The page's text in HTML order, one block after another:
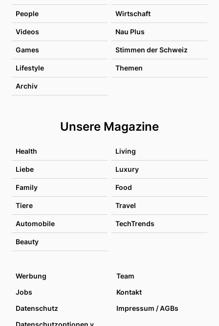
People Wirtschaft
Videos Nau Plus
Games Stimmen der Schweiz
Lifestyle Themen
Archiv
Unsere Magazine
Health Living
Liebe Luxury
Family Food
Tiere Travel
Automobile TechTrends
Beauty
Werbung
Team
Jobs
Kontakt
Datenschutz
Impressum / AGBs